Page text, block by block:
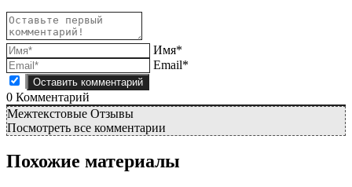
Имя*
Email*
0 Комментарий
Межтекстовые Отзывы
Посмотреть все комментарии
Похожие материалы